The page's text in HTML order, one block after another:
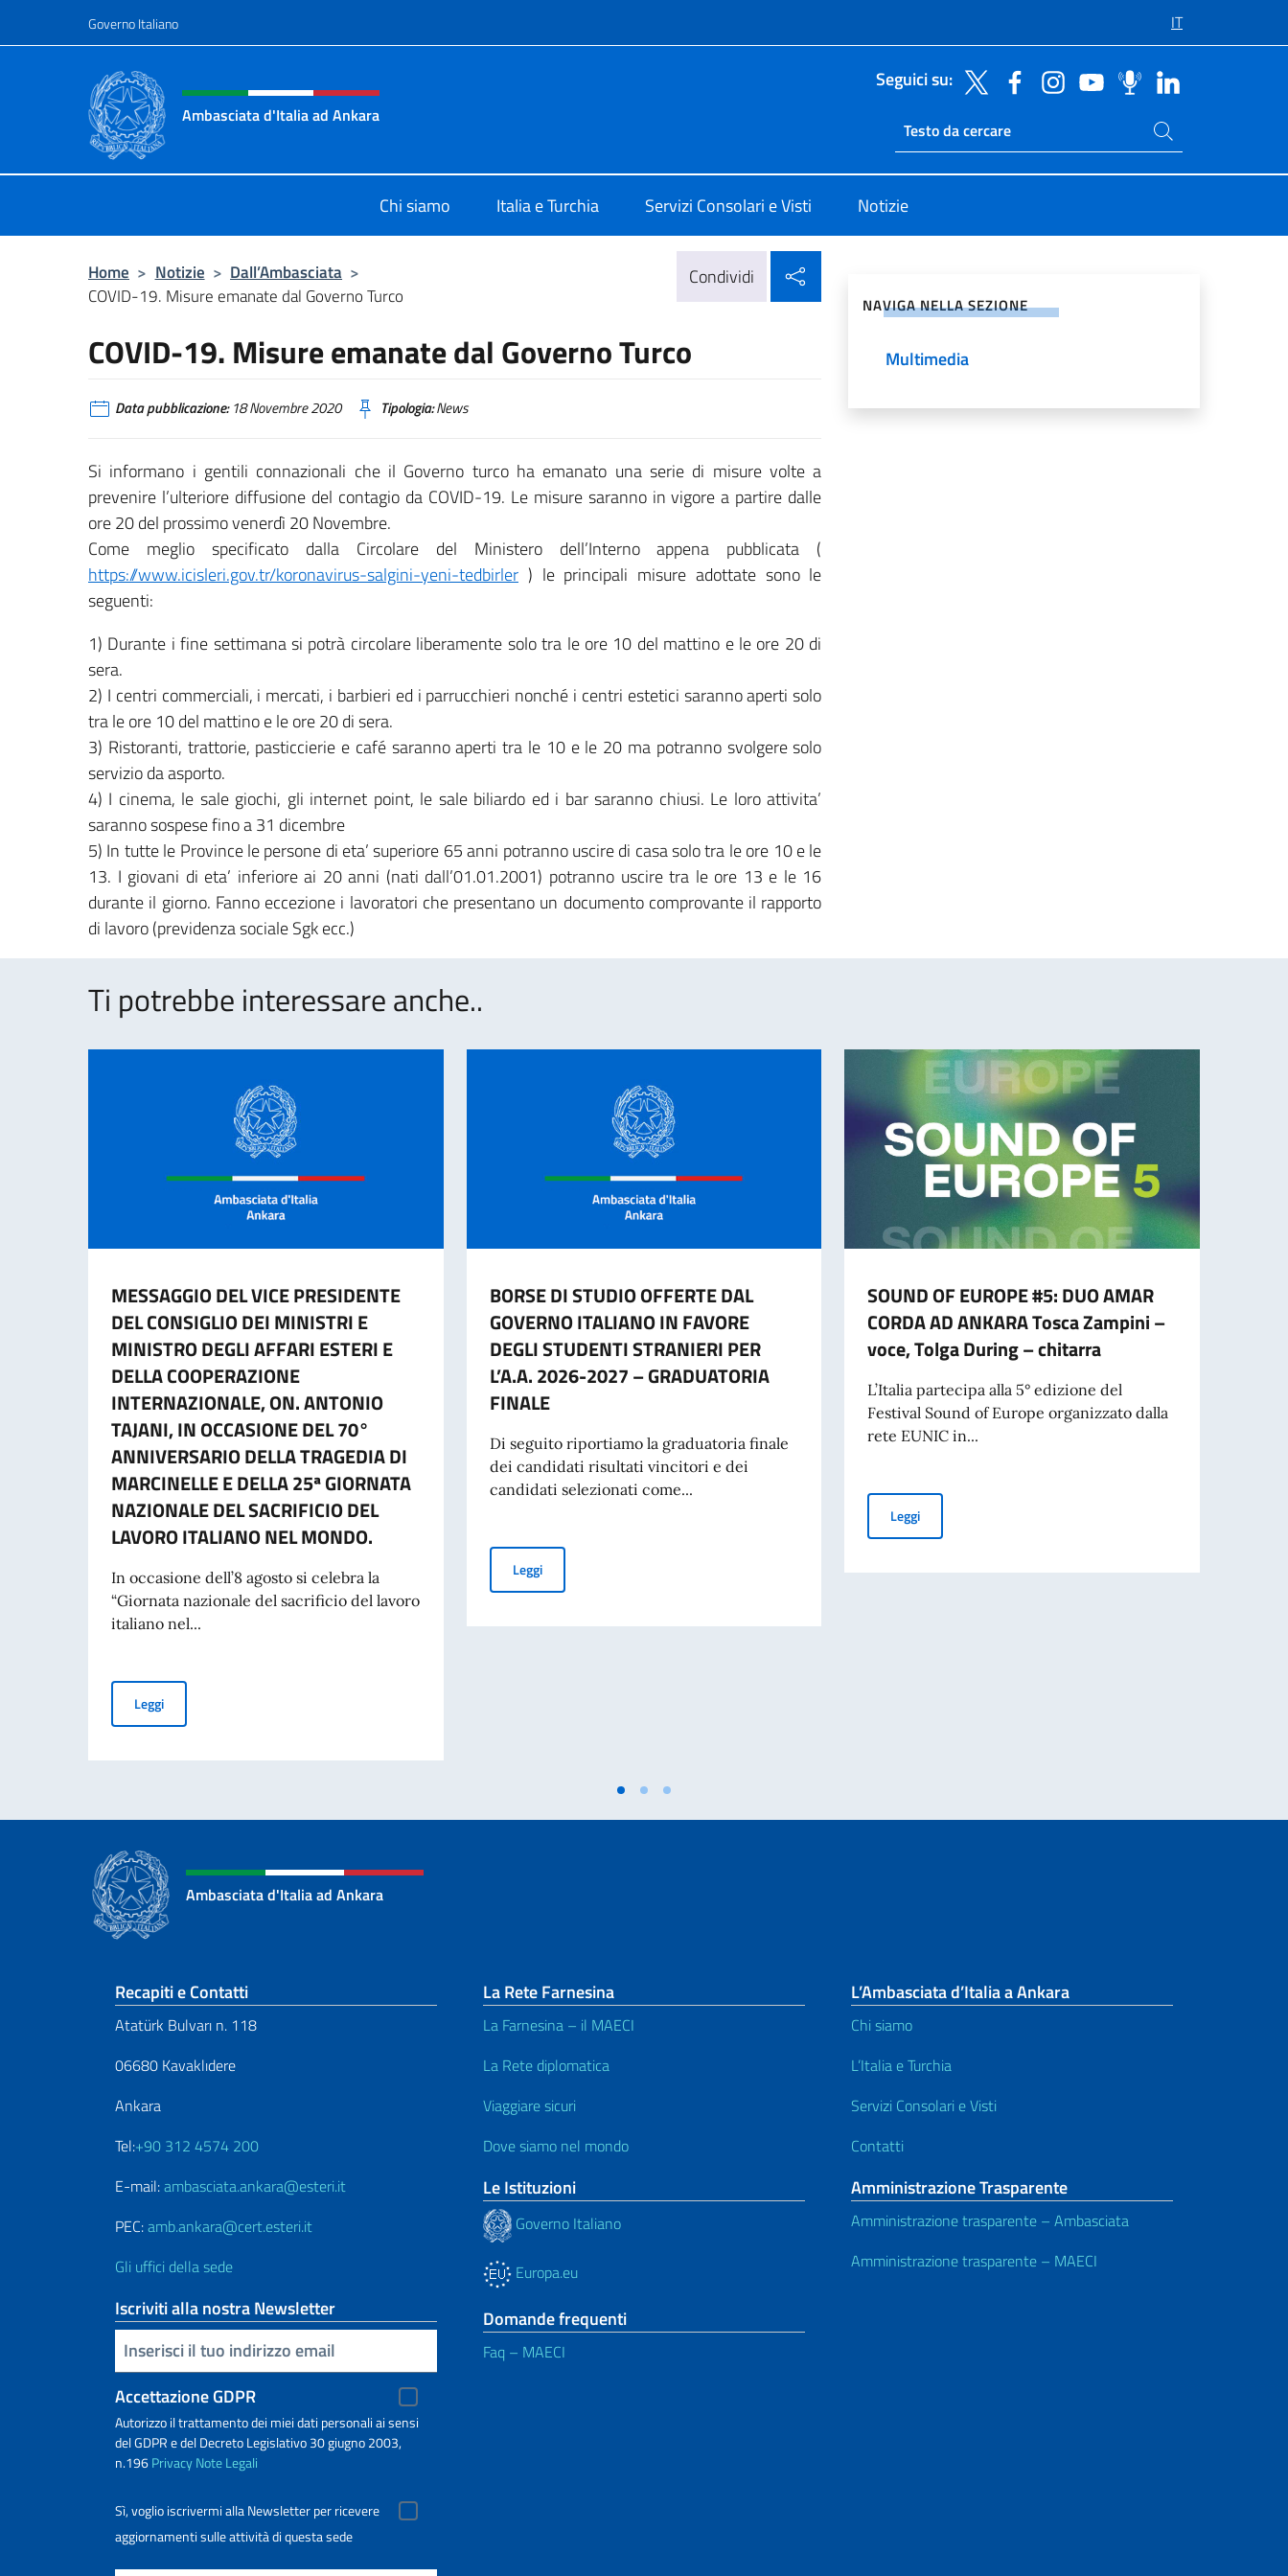
Governo Italiano IT
Intestazione sito, social e menù
Ambasciata d'Italia ad Ankara
Seguici su:
Ricerca sito live
Cerca nel sito
Chi siamo Italia e Turchia Servizi Consolari e Visti Notizie
Home > Notizie > Dall’Ambasciata >
COVID-19. Misure emanate dal Governo Turco
Condividi
COVID-19. Misure emanate dal Governo Turco
Data pubblicazione:18 Novembre 2020 Tipologia:News
Si informano i gentili connazionali che il Governo turco ha emanato una serie di misure volte a
prevenire l’ulteriore diffusione del contagio da COVID-19. Le misure saranno in vigore a partire dalle
ore 20 del prossimo venerdì 20 Novembre.
Come meglio specificato dalla Circolare del Ministero dell’Interno appena pubblicata (
https://www.icisleri.gov.tr/koronavirus-salgini-yeni-tedbirler ) le principali misure adottate sono le
seguenti:
1) Durante i fine settimana si potrà circolare liberamente solo tra le ore 10 del mattino e le ore 20 di
sera.
2) I centri commerciali, i mercati, i barbieri ed i parrucchieri nonché i centri estetici saranno aperti solo
tra le ore 10 del mattino e le ore 20 di sera.
3) Ristoranti, trattorie, pasticcierie e café saranno aperti tra le 10 e le 20 ma potranno svolgere solo
servizio da asporto.
4) I cinema, le sale giochi, gli internet point, le sale biliardo ed i bar saranno chiusi. Le loro attivita’
saranno sospese fino a 31 dicembre
5) In tutte le Province le persone di eta’ superiore 65 anni potranno uscire di casa solo tra le ore 10 e le
13. I giovani di eta’ inferiore ai 20 anni (nati dall’01.01.2001) potranno uscire tra le ore 13 e le 16
durante il giorno. Fanno eccezione i lavoratori che presentano un documento comprovante il rapporto
di lavoro (previdenza sociale Sgk ecc.)
NAVIGA NELLA SEZIONE
Multimedia
Ti potrebbe interessare anche..
MESSAGGIO DEL VICE PRESIDENTE
DEL CONSIGLIO DEI MINISTRI E
MINISTRO DEGLI AFFARI ESTERI E
DELLA COOPERAZIONE
INTERNAZIONALE, ON. ANTONIO
TAJANI, IN OCCASIONE DEL 70°
ANNIVERSARIO DELLA TRAGEDIA DI
MARCINELLE E DELLA 25ª GIORNATA
NAZIONALE DEL SACRIFICIO DEL
LAVORO ITALIANO NEL MONDO.
In occasione dell’8 agosto si celebra la
“Giornata nazionale del sacrificio del lavoro
italiano nel...
LeggiMESSAGGIO DEL VICE PRESIDENTE DEL CONSIGLIO DEI MINISTRI E MINISTRO DEGLI AFFARI ESTERI E DELLA COOPERAZIONE INTERNAZIONALE, ON. ANTONIO TAJANI, IN OCCASIONE DEL
BORSE DI STUDIO OFFERTE DAL
GOVERNO ITALIANO IN FAVORE
DEGLI STUDENTI STRANIERI PER
L’A.A. 2026-2027 – GRADUATORIA
FINALE
Di seguito riportiamo la graduatoria finale
dei candidati risultati vincitori e dei
candidati selezionati come...
LeggiBORSE DI STUDIO OFFERTE DAL GOVERNO ITALIANO IN FAVORE DEGLI STUDENTI STRANIERI PER L’A.A. 2026-2027 –
SOUND OF EUROPE #5: DUO AMAR
CORDA AD ANKARA Tosca Zampini –
voce, Tolga During – chitarra
L’Italia partecipa alla 5° edizione del
Festival Sound of Europe organizzato dalla
rete EUNIC in...
LeggiSOUND OF EUROPE #5: DUO AMAR CORDA AD ANKARA
Ambasciata d'Italia ad Ankara
Sezione footer
Recapiti e Contatti
Atatürk Bulvarı n. 118
06680 Kavaklıdere
Ankara
Tel:+90 312 4574 200
E-mail:ambasciata.ankara@esteri.it
PEC:amb.ankara@cert.esteri.it
Gli uffici della sede
Iscriviti alla nostra Newsletter
Inserisci la tua email
Accettazione GDPR
Autorizzo il trattamento dei miei dati personali ai sensi
del GDPR e del Decreto Legislativo 30 giugno 2003,
n.196PrivacyNote Legali
Sì, voglio iscrivermi alla Newsletter per ricevere
aggiornamenti sulle attività di questa sede
La Rete Farnesina
La Farnesina – il MAECI
La Rete diplomatica
Viaggiare sicuri
Dove siamo nel mondo
Le Istituzioni
Governo Italiano
Europa.eu
Domande frequenti
Faq – MAECI
L’Ambasciata d’Italia a Ankara
Chi siamo
L’Italia e Turchia
Servizi Consolari e Visti
Contatti
Amministrazione Trasparente
Amministrazione trasparente – Ambasciata
Amministrazione trasparente – MAECI